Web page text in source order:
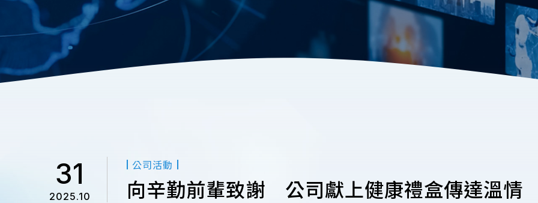
31
2025.10
公司活動
向辛勤前輩致謝 公司獻上健康禮盒傳達溫情